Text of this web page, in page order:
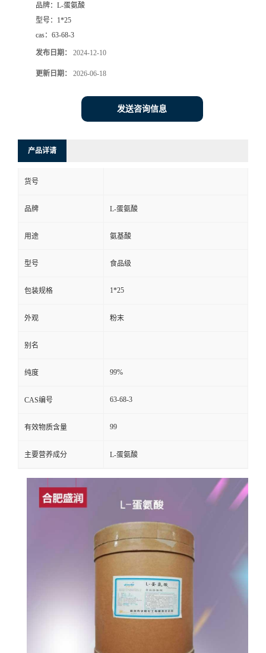
品牌： L-蛋氨酸
型号： 1*25
cas： 63-68-3
发布日期： 2024-12-10
更新日期： 2026-06-18
发送咨询信息
产品详请
货号
品牌 L-蛋氨酸
用途 氨基酸
型号 食品级
包装规格 1*25
外观 粉末
别名
纯度 99%
CAS编号 63-68-3
有效物质含量 99
主要营养成分 L-蛋氨酸